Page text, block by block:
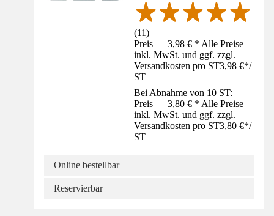
(11)
Preis — 3,98 € * Alle Preise
inkl. MwSt. und ggf. zzgl.
Versandkosten pro ST3,98 €*/
ST
Bei Abnahme von 10 ST:
Preis — 3,80 € * Alle Preise
inkl. MwSt. und ggf. zzgl.
Versandkosten pro ST3,80 €*/
ST
Online bestellbar
Reservierbar